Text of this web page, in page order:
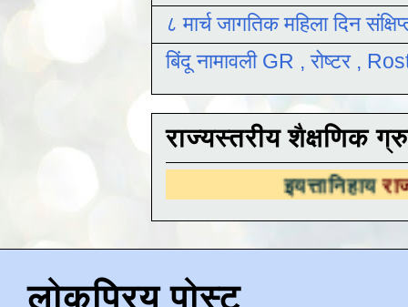
८ मार्च जागतिक महिला दिन
बिंदू नामावली GR , रोष्टर ,
राज्यस्तरीय शैक्षणिक
राज्यस्तरीय
लोकप्रिय पोस्ट